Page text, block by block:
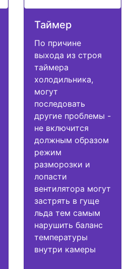
Таймер
По причине
выхода из строя
таймера
холодильника,
могут
последовать
другие проблемы -
не включится
должным образом
режим
разморозки и
лопасти
вентилятора могут
застрять в гуще
льда тем самым
нарушить баланс
температуры
внутри камеры